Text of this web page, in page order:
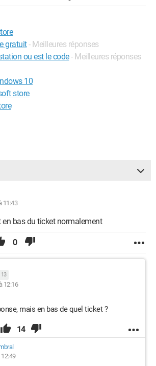
gratuit- Meilleures réponses
ou est le code- Meilleures réponses
10
store
11:43
en bas du ticket normalement
0
13
12:16
mais en bas de quel ticket ?
14
12:49